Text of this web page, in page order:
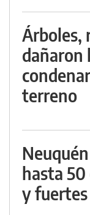
Árboles,
dañaron
terreno
hasta
y